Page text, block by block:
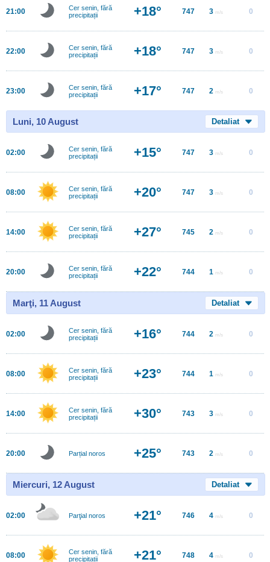
21:00
Cer senin, fără
precipitații
+18° 747 3 m/s 0
22:00
Cer senin, fără
precipitații
+18° 747 3 m/s 0
23:00
Cer senin, fără
precipitații
+17° 747 2 m/s 0
Luni, 10 August Detaliat
02:00
Cer senin, fără
precipitații
+15° 747 3 m/s 0
08:00
Cer senin, fără
precipitații
+20° 747 3 m/s 0
14:00
Cer senin, fără
precipitații
+27° 745 2 m/s 0
20:00
Cer senin, fără
precipitații
+22° 744 1 m/s 0
Marţi, 11 August Detaliat
02:00
Cer senin, fără
precipitații
+16° 744 2 m/s 0
08:00
Cer senin, fără
precipitații
+23° 744 1 m/s 0
14:00
Cer senin, fără
precipitații
+30° 743 3 m/s 0
20:00 Parțial noros +25° 743 2 m/s 0
Miercuri, 12 August Detaliat
02:00 Parţial noros +21° 746 4 m/s 0
08:00
Cer senin, fără
precipitații
+21° 748 4 m/s 0